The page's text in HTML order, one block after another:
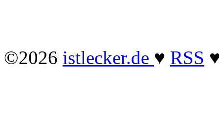
©2026 istlecker.de ♥ RSS